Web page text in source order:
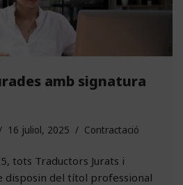
amb signatura
16 juliol, 2025 Contractació
tots Traductors Jurats i
disposin del títol professional